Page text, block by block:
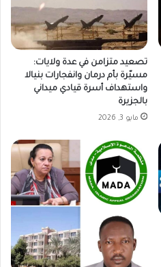
تصعيد متزامن في عدة ولايات:
مسيّرة بأم درمان وانفجارات بنيالا
واستهداف أسرة قيادي ميداني
بالجزيرة
مايو 3, 2026